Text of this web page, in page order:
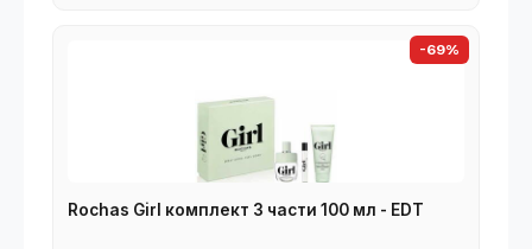
-69%
Rochas Girl комплект 3 части 100 мл - EDT